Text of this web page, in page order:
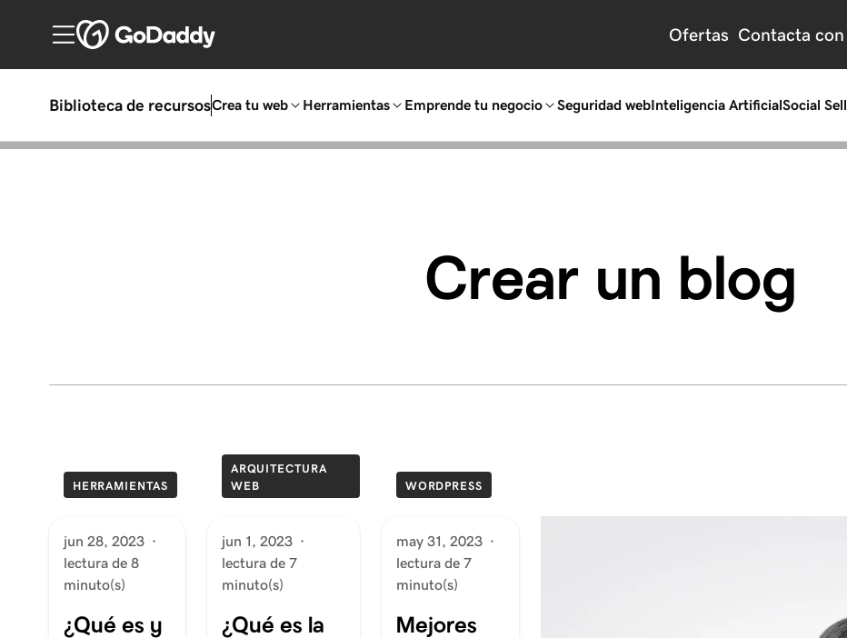
Ofertas Contacta
Biblioteca de recursosCrea tu web Herramientas Emprende tu negocio Seguridad webInteligencia ArtificialSocial
Crear un blog
HERRAMIENTAS
jun 28, 2023 ·
lectura de 8
minuto(s)
¿Qué es y
ARQUITECTURA
WEB
jun 1, 2023 ·
lectura de 7
minuto(s)
¿Qué es la
WORDPRESS
may 31, 2023 ·
lectura de 7
minuto(s)
Mejores